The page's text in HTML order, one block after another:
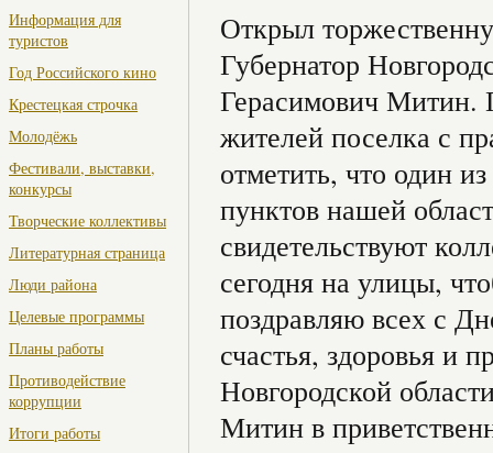
Информация для
туристов
Год Российского кино
Крестецкая строчка
Молодёжь
Фестивали, выставки,
конкурсы
Творческие коллективы
Литературная страница
Люди района
Целевые программы
Планы работы
Противодействие
коррупции
Итоги работы
Открыл
Губернатор
Герасимович Митин.
жителей поселка с
отметить, что один
пунктов нашей
свидетельствуют
сегодня на улицы,
поздравляю всех с
счастья, здоровья и
Новгородской
Митин в